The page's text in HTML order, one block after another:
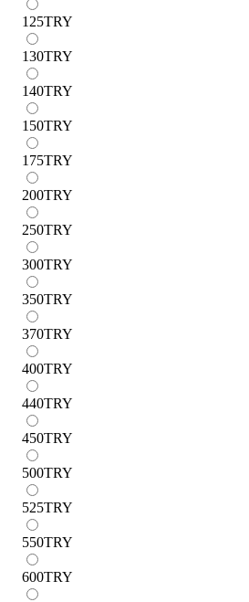
125TRY
130TRY
140TRY
150TRY
175TRY
200TRY
250TRY
300TRY
350TRY
370TRY
400TRY
440TRY
450TRY
500TRY
525TRY
550TRY
600TRY